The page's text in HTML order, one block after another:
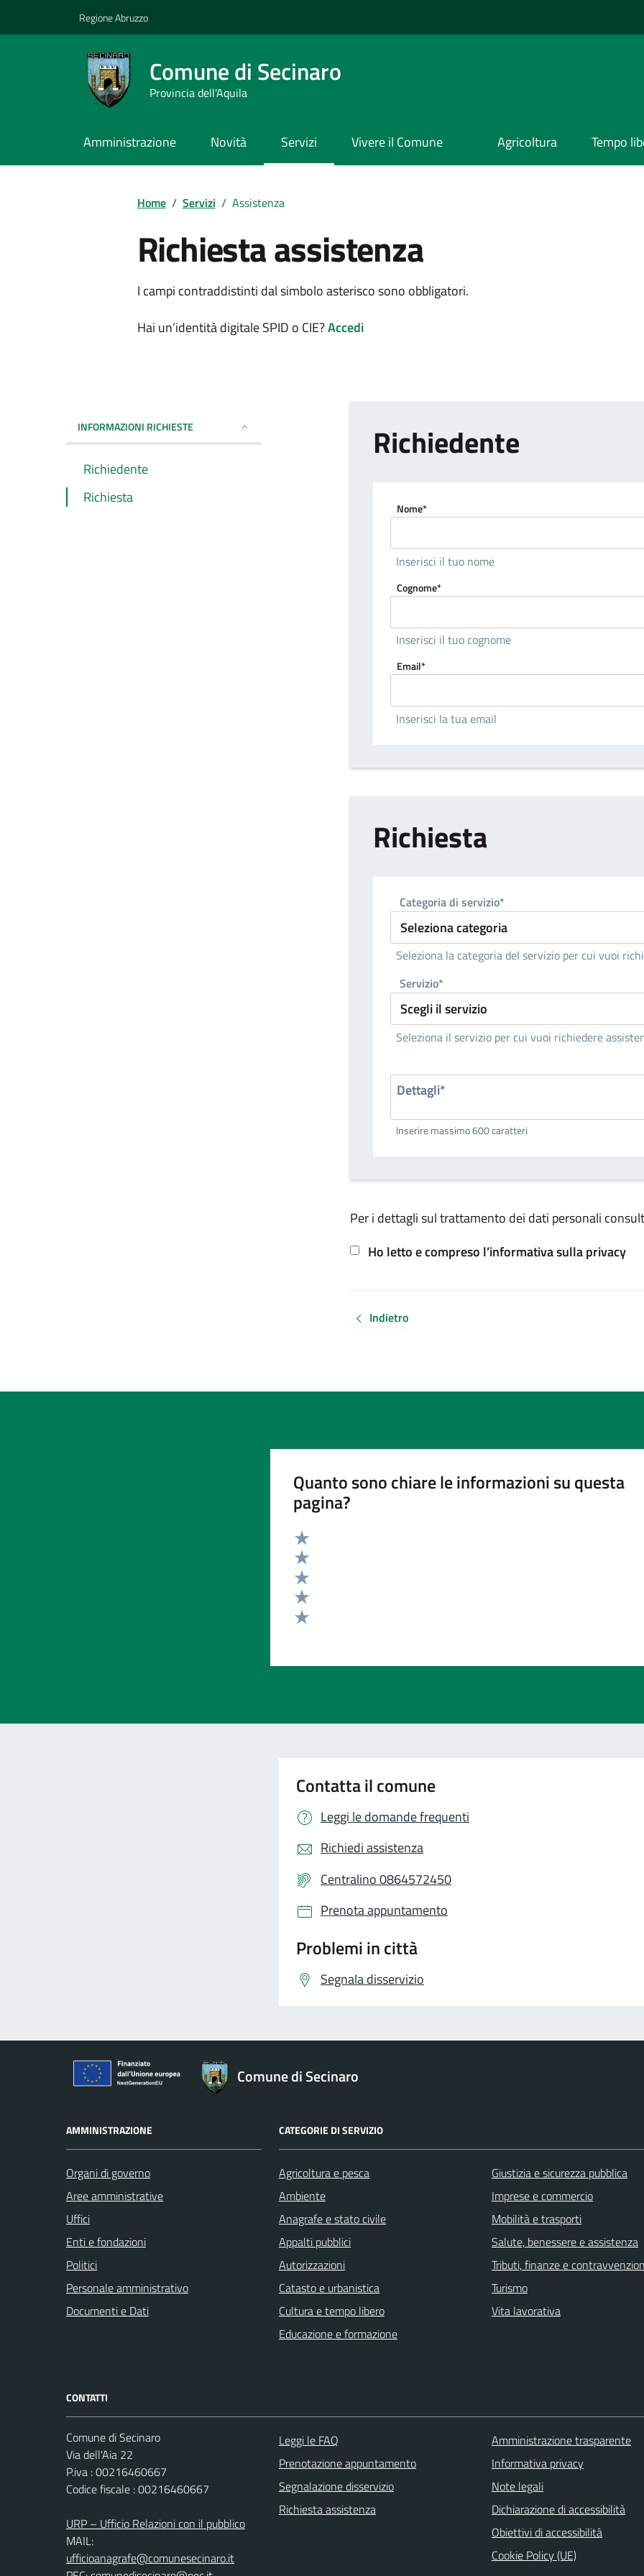
Regione Abruzzo
Comune di Secinaro
Provincia dell'Aquila
Amministrazione Novità Servizi Vivere il Comune Agricoltura Tempo
Home / Servizi / Assistenza
Richiesta assistenza
I campi contraddistinti dal simbolo asterisco sono obbligatori.
Hai un’identità digitale SPID o CIE?Accedi
INFORMAZIONI RICHIESTE
Richiedente
Richiesta
Richiedente
Nome*
Inserisci il tuo nome
Cognome*
Inserisci il tuo cognome
Email*
Inserisci la tua email
Richiesta
Categoria di servizio*
Seleziona la categoria del servizio per cui vuoi
Servizio*
Seleziona il servizio per cui vuoi richiedere
Dettagli*
Inserire massimo 600 caratteri
Per i dettagli sul trattamento dei dati personali
Ho letto e compreso l’informativa sulla privacy
Indietro
Quanto sono chiare le informazioni su questa
pagina?
Valuta 5 stelle su 5
Valuta 4 stelle su 5
Valuta 3 stelle su 5
Valuta 2 stelle su 5
Contatta il comune
Leggi le domande frequenti
Richiedi assistenza
Centralino 0864572450
Prenota appuntamento
Problemi in città
Segnala disservizio
Comune di Secinaro
AMMINISTRAZIONE
Organi di governo
Aree amministrative
Uffici
Enti e fondazioni
Politici
Personale amministrativo
Documenti e Dati
CATEGORIE DI SERVIZIO
Agricoltura e pesca
Ambiente
Anagrafe e stato civile
Appalti pubblici
Autorizzazioni
Catasto e urbanistica
Cultura e tempo libero
Educazione e formazione
Giustizia e sicurezza pubblica
Imprese e commercio
Mobilità e trasporti
Salute, benessere e assistenza
Tributi, finanze e
Turismo
Vita lavorativa
CONTATTI
Comune di Secinaro
Via dell'Aia 22
P.iva : 00216460667
Codice fiscale : 00216460667
URP – Ufficio Relazioni con il pubblico
MAIL:
ufficioanagrafe@comunesecinaro.it
Leggi le FAQ
Prenotazione appuntamento
Segnalazione disservizio
Richiesta assistenza
Amministrazione trasparente
Informativa privacy
Note legali
Dichiarazione di accessibilità
Obiettivi di accessibilità
Cookie Policy (UE)